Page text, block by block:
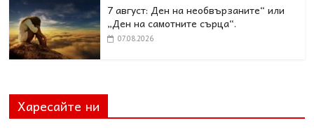
7 август: Ден на необвързаните“ или
„Ден на самотните сърца“.
07.08.2026
Харесайте ни